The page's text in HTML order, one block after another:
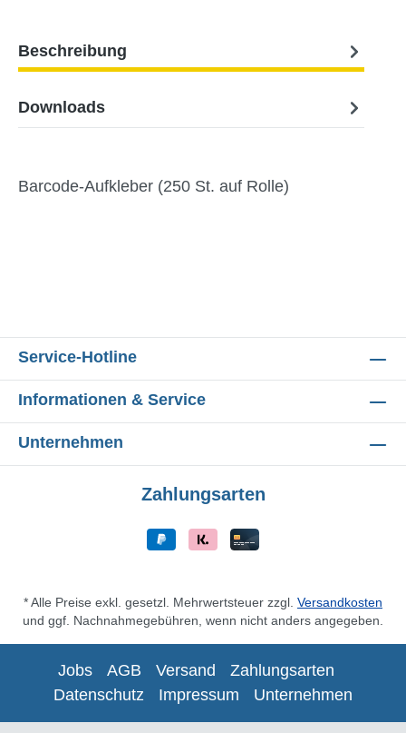
Beschreibung
Downloads
Barcode-Aufkleber (250 St. auf Rolle)
Service-Hotline
Informationen & Service
Unternehmen
Zahlungsarten
* Alle Preise exkl. gesetzl. Mehrwertsteuer zzgl. Versandkosten
und ggf. Nachnahmegebühren, wenn nicht anders angegeben.
Jobs AGB Versand
Zahlungsarten
Datenschutz
Impressum Unternehmen